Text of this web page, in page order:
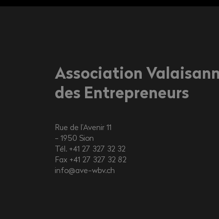
Association
des Entrepreneurs
Rue de l’Avenir 11
1950 Sion
Tél. +41 27 327 32 32
Fax +41 27 327 32 82
info@ave-wbv.ch